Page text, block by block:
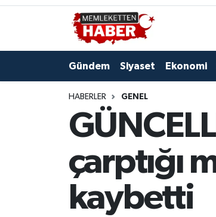
Gündem Siyaset Ekonomi
HABERLER GENEL
çarptığı
kaybetti